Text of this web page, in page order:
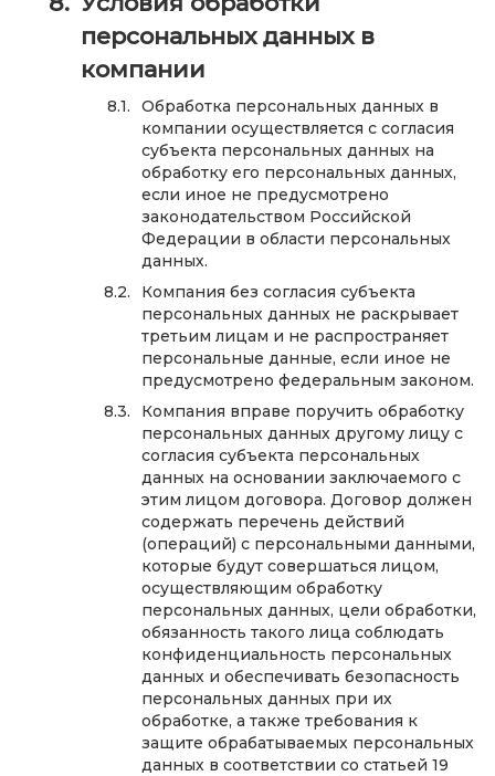
персональных данных в
компании
Обработка персональных данных в
компании осуществляется с согласия
субъекта персональных данных на
обработку его персональных данных,
если иное не предусмотрено
законодательством Российской
Федерации в области персональных
данных.
Компания без согласия субъекта
персональных данных не раскрывает
третьим лицам и не распространяет
персональные данные, если иное не
предусмотрено федеральным законом.
Компания вправе поручить обработку
персональных данных другому лицу с
согласия субъекта персональных
данных на основании заключаемого с
этим лицом договора. Договор должен
содержать перечень действий
(операций) с персональными данными,
которые будут совершаться лицом,
осуществляющим обработку
персональных данных, цели обработки,
обязанность такого лица соблюдать
конфиденциальность персональных
данных и обеспечивать безопасность
персональных данных при их
обработке, а также требования к
защите обрабатываемых персональных
данных в соответствии со статьей 19